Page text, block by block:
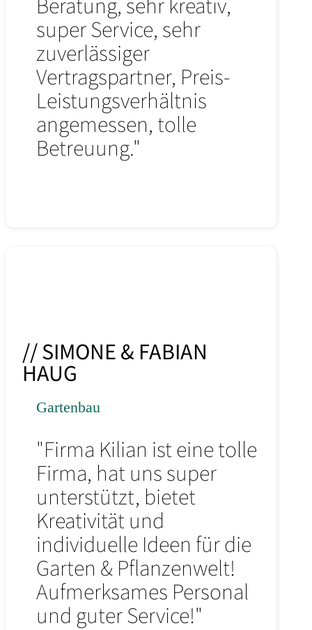
super Service, sehr
zuverlässiger
Vertragspartner, Preis-
Leistungsverhältnis
angemessen, tolle
Betreuung."
// SIMONE & FABIAN
HAUG
Gartenbau
"Firma Kilian ist eine tolle
Firma, hat uns super
unterstützt, bietet
Kreativität und
individuelle Ideen für die
Garten & Pflanzenwelt!
Aufmerksames Personal
und guter Service!"